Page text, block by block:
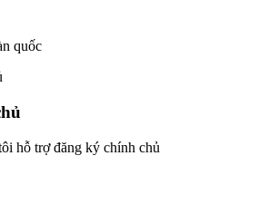
quốc
hỗ trợ đăng ký chính chủ